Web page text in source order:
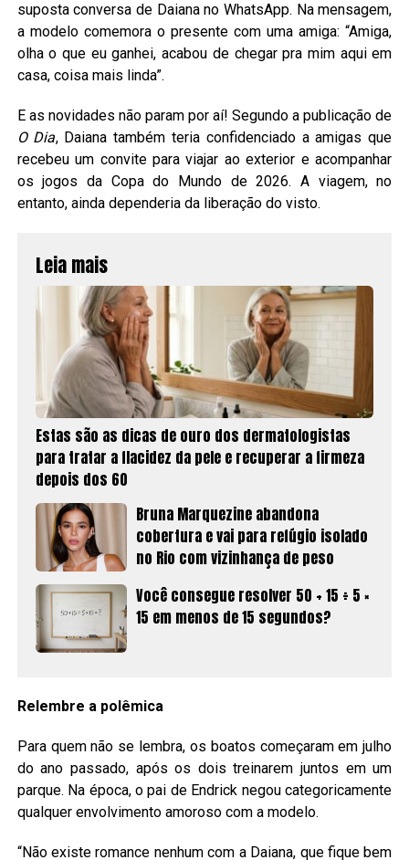
suposta conversa de Daiana no WhatsApp. Na mensagem,
a modelo comemora o presente com uma amiga: “Amiga,
olha o que eu ganhei, acabou de chegar pra mim aqui em
casa, coisa mais linda”.
E as novidades não param por aí! Segundo a publicação de
O Dia, Daiana também teria confidenciado a amigas que
recebeu um convite para viajar ao exterior e acompanhar
os jogos da Copa do Mundo de 2026. A viagem, no
entanto, ainda dependeria da liberação do visto.
Leia mais
Estas são as dicas de ouro dos dermatologistas
para tratar a flacidez da pele e recuperar a firmeza
depois dos 60
Bruna Marquezine abandona
cobertura e vai para refúgio isolado
no Rio com vizinhança de peso
Você consegue resolver 50 + 15 ÷ 5 ×
15 em menos de 15 segundos?
Relembre a polêmica
Para quem não se lembra, os boatos começaram em julho
do ano passado, após os dois treinarem juntos em um
parque. Na época, o pai de Endrick negou categoricamente
qualquer envolvimento amoroso com a modelo.
“Não existe romance nenhum com a Daiana, que fique bem